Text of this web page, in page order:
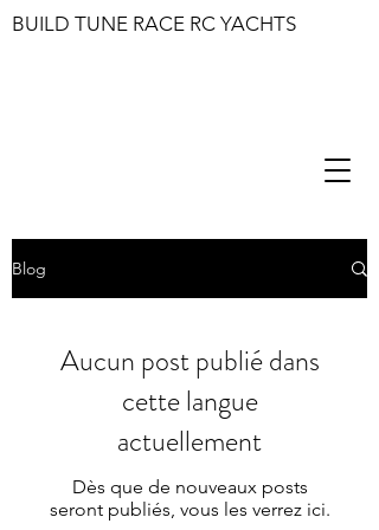
BUILD TUNE RACE RC YACHTS
Blog
Aucun post publié dans
cette langue
actuellement
Dès que de nouveaux posts
seront publiés, vous les verrez ici.